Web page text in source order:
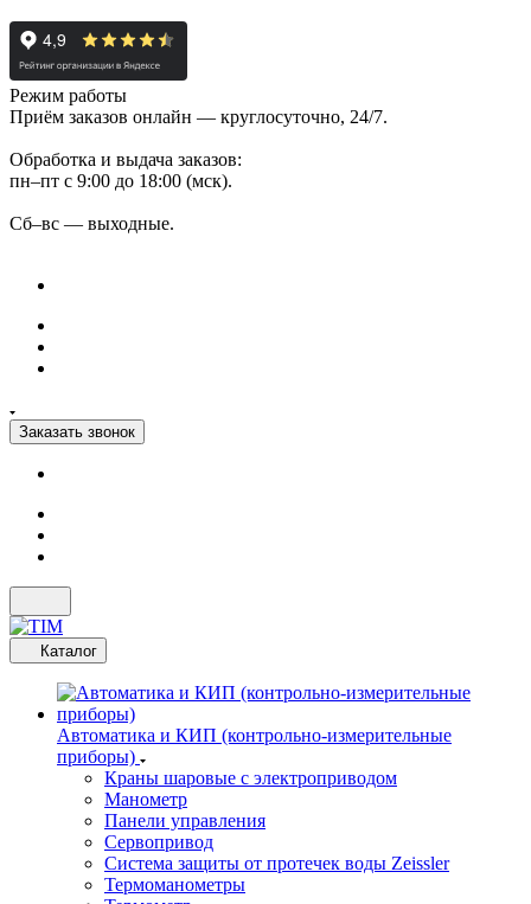
Режим работы
Приём заказов онлайн — круглосуточно, 24/7.
Обработка и выдача заказов:
пн–пт с 9:00 до 18:00 (мск).
Сб–вс — выходные.
Заказать звонок
Каталог
Автоматика и КИП (контрольно-измерительные
приборы)
Краны шаровые с электроприводом
Манометр
Панели управления
Сервопривод
Система защиты от протечек воды Zeissler
Термоманометры